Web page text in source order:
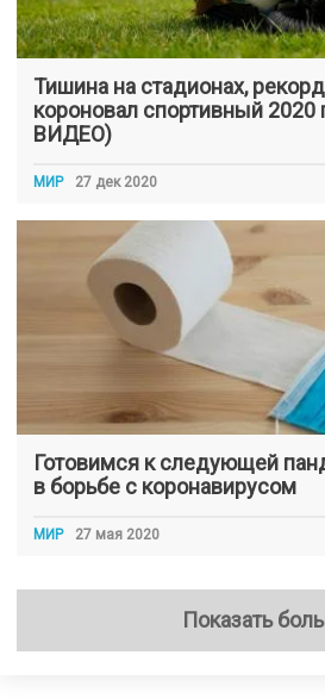
Тишина на стадионах,
короновал спортивный
ВИДЕО)
МИР 27 дек 2020
Готовимся к следующей
в борьбе с коронавирусом
МИР 27 мая 2020
Показать